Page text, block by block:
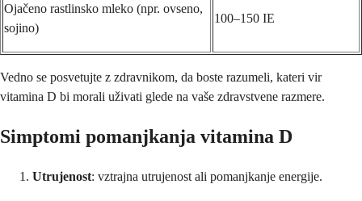
Ojačeno rastlinsko mleko (npr. ovseno,
sojino)
100–150 IE
Vedno se posvetujte z zdravnikom, da boste razumeli, kateri vir
vitamina D bi morali uživati glede na vaše zdravstvene razmere.
Simptomi pomanjkanja vitamina D
Utrujenost: vztrajna utrujenost ali pomanjkanje energije.